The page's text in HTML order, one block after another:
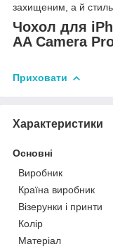
захищеним, а й
Чохол для
AA Camera
Приховати
Характеристики
Основні
Виробник
Країна виробник
Візерунки і принти
Колір
Матеріал